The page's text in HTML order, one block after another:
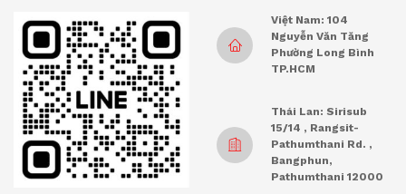
Việt Nam: 104
Nguyễn Văn Tăng
Phường Long Bình
TP.HCM
Thái Lan: Sirisub
15/14 , Rangsit-
Pathumthani Rd. ,
Bangphun,
Pathumthani 12000